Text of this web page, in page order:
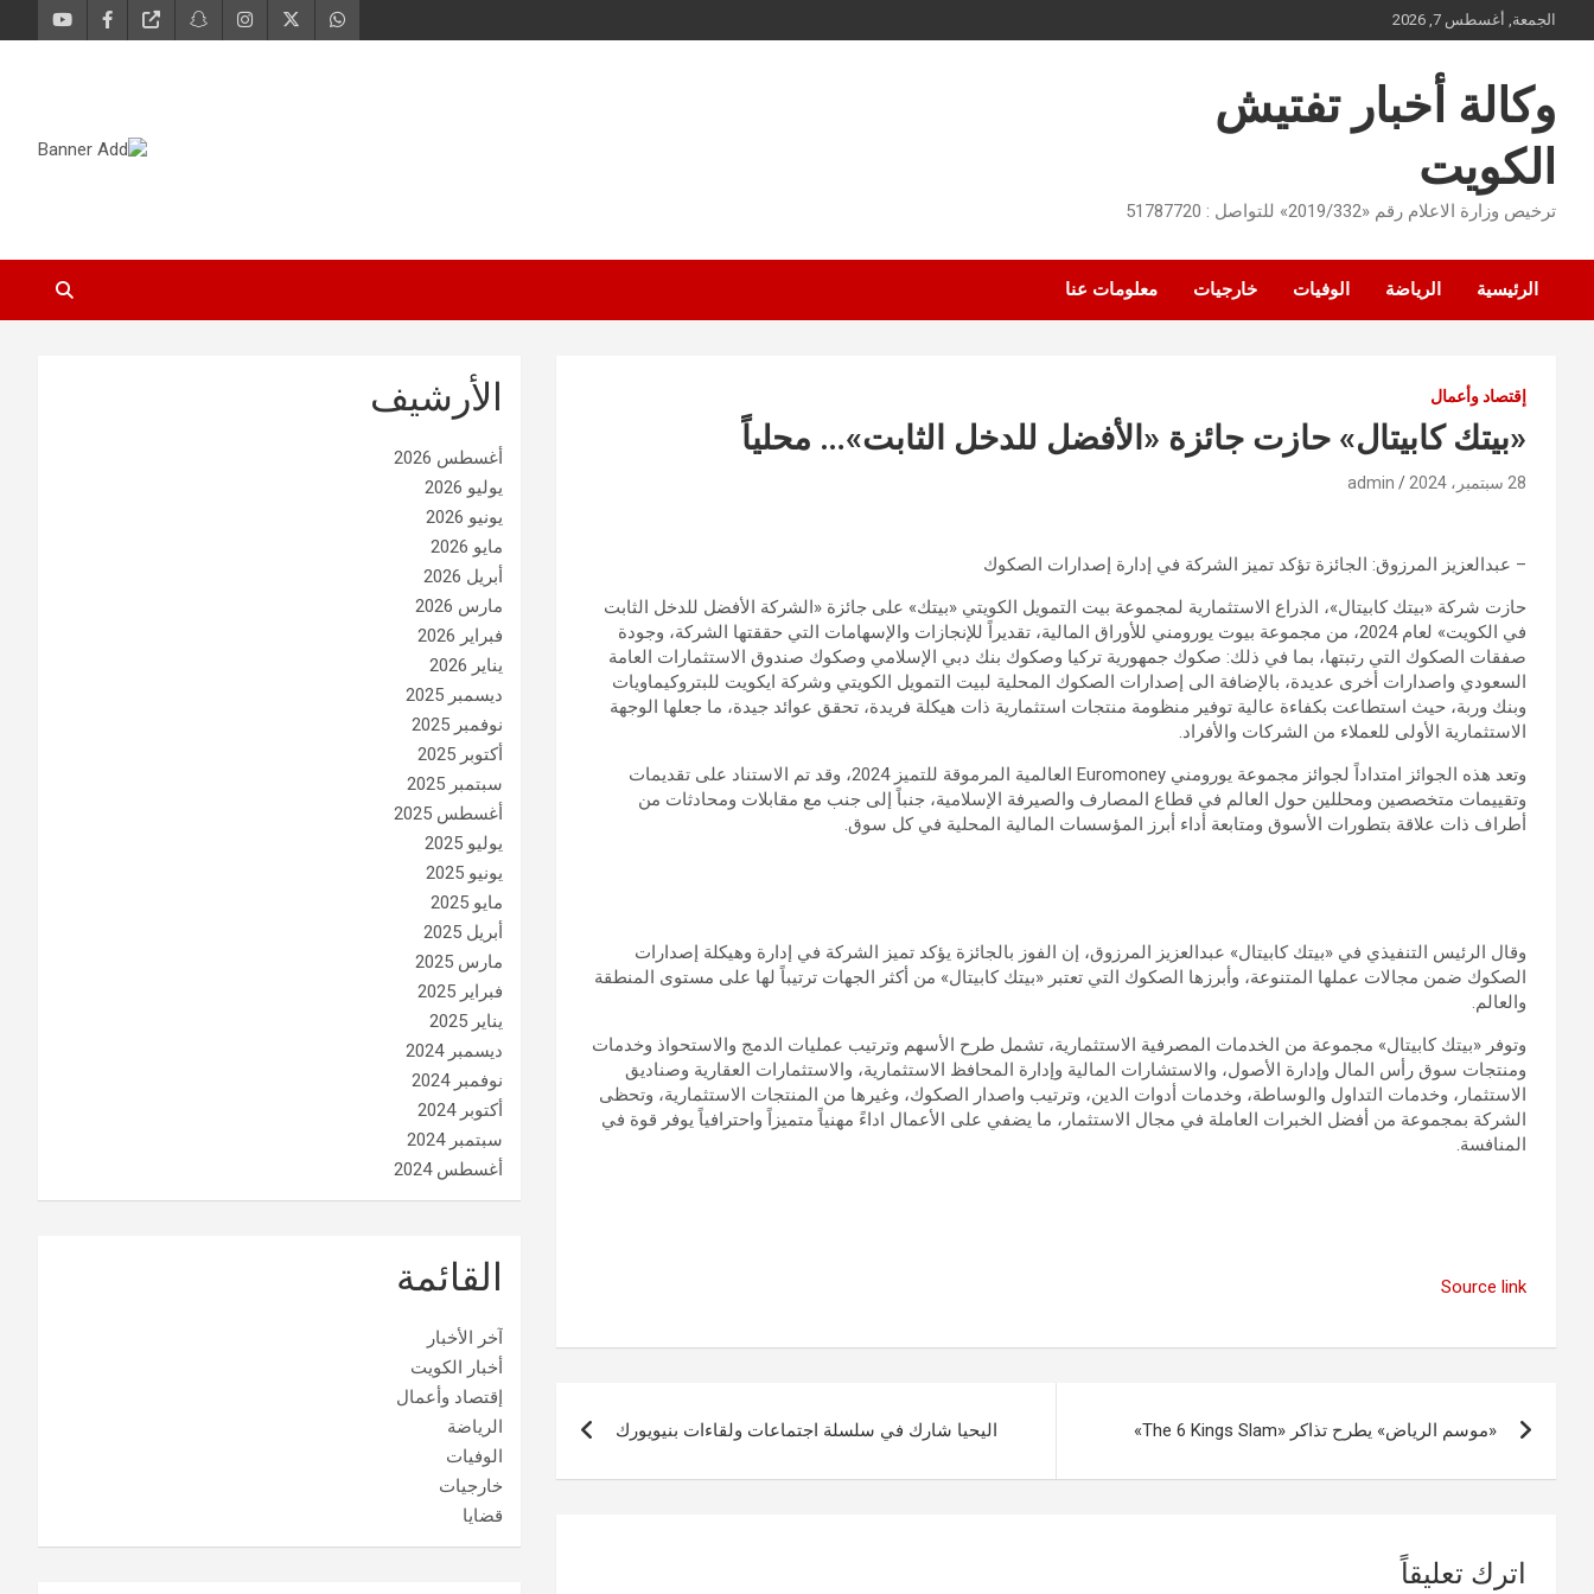
to
الجمعة, أغسطس 7, 2026
وكالة أخبار تفتيش
الكويت
ترخيص وزارة الاعلام رقم «2019/332» للتواصل : 51787720
الرئيسية الرياضة الوفيات خارجيات معلومات عنا
إقتصاد وأعمال
«بيتك كابيتال» حازت جائزة «الأفضل للدخل الثابت»… محلياً
28 سبتمبر، 2024 admin
– عبدالعزيز المرزوق: الجائزة تؤكد تميز الشركة في إدارة إصدارات الصكوك
حازت شركة «بيتك كابيتال»، الذراع الاستثمارية لمجموعة بيت التمويل الكويتي «بيتك» على جائزة «الشركة الأفضل للدخل الثابت
في الكويت» لعام 2024، من مجموعة بيوت يورومني للأوراق المالية، تقديراً للإنجازات والإسهامات التي حققتها الشركة، وجودة
صفقات الصكوك التي رتبتها، بما في ذلك: صكوك جمهورية تركيا وصكوك بنك دبي الإسلامي وصكوك صندوق الاستثمارات العامة
السعودي واصدارات أخرى عديدة، بالإضافة الى إصدارات الصكوك المحلية لبيت التمويل الكويتي وشركة ايكويت للبتروكيماويات
وبنك وربة، حيث استطاعت بكفاءة عالية توفير منظومة منتجات استثمارية ذات هيكلة فريدة، تحقق عوائد جيدة، ما جعلها الوجهة
الاستثمارية الأولى للعملاء من الشركات والأفراد.
وتعد هذه الجوائز امتداداً لجوائز مجموعة يورومني Euromoney العالمية المرموقة للتميز 2024، وقد تم الاستناد على تقديمات
وتقييمات متخصصين ومحللين حول العالم في قطاع المصارف والصيرفة الإسلامية، جنباً إلى جنب مع مقابلات ومحادثات من
أطراف ذات علاقة بتطورات الأسوق ومتابعة أداء أبرز المؤسسات المالية المحلية في كل سوق.
وقال الرئيس التنفيذي في «بيتك كابيتال» عبدالعزيز المرزوق، إن الفوز بالجائزة يؤكد تميز الشركة في إدارة وهيكلة إصدارات
الصكوك ضمن مجالات عملها المتنوعة، وأبرزها الصكوك التي تعتبر «بيتك كابيتال» من أكثر الجهات ترتيباً لها على مستوى المنطقة
والعالم.
وتوفر «بيتك كابيتال» مجموعة من الخدمات المصرفية الاستثمارية، تشمل طرح الأسهم وترتيب عمليات الدمج والاستحواذ وخدمات
ومنتجات سوق رأس المال وإدارة الأصول، والاستشارات المالية وإدارة المحافظ الاستثمارية، والاستثمارات العقارية وصناديق
الاستثمار، وخدمات التداول والوساطة، وخدمات أدوات الدين، وترتيب واصدار الصكوك، وغيرها من المنتجات الاستثمارية، وتحظى
الشركة بمجموعة من أفضل الخبرات العاملة في مجال الاستثمار، ما يضفي على الأعمال اداءً مهنياً متميزاً واحترافياً يوفر قوة في
المنافسة.
Source link
المقالات
«موسم الرياض» يطرح تذاكر «The 6 Kings Slam» اليحيا شارك في سلسلة اجتماعات ولقاءات بنيويورك
اترك تعليقاً
الأرشيف
أغسطس 2026
يوليو 2026
يونيو 2026
مايو 2026
أبريل 2026
مارس 2026
فبراير 2026
يناير 2026
ديسمبر 2025
نوفمبر 2025
أكتوبر 2025
سبتمبر 2025
أغسطس 2025
يوليو 2025
يونيو 2025
مايو 2025
أبريل 2025
مارس 2025
فبراير 2025
يناير 2025
ديسمبر 2024
نوفمبر 2024
أكتوبر 2024
سبتمبر 2024
أغسطس 2024
القائمة
آخر الأخبار
أخبار الكويت
إقتصاد وأعمال
الرياضة
الوفيات
خارجيات
قضايا